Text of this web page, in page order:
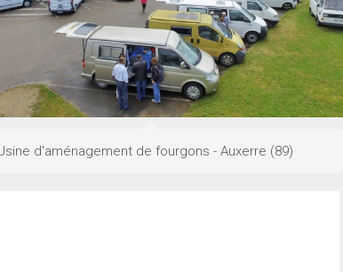
d'aménagement de fourgons - Auxerre (89)